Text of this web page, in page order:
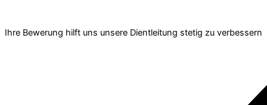
Ihre Bewerung hilft uns unsere Dientleitung stetig zu verbessern